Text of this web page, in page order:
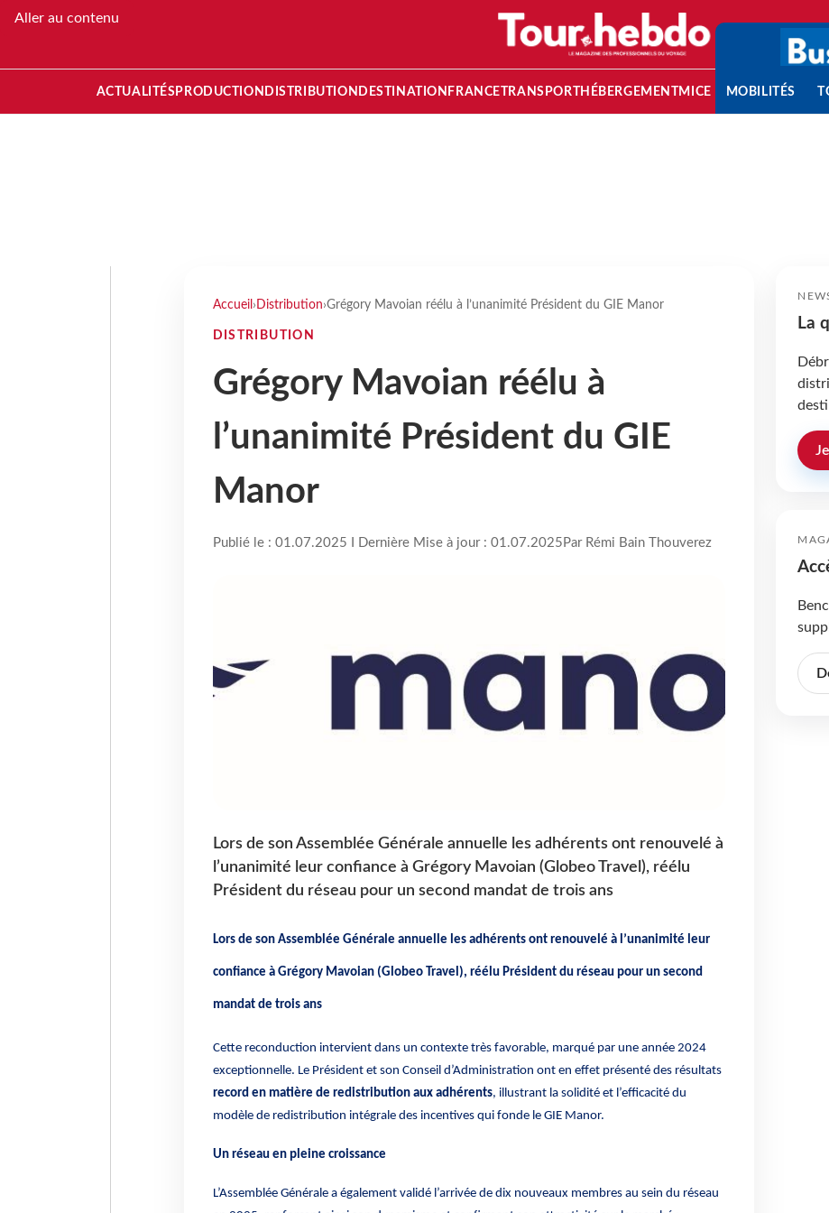
Aller au contenu
ACTUALITÉS PRODUCTION DISTRIBUTION DESTINATION FRANCETRANSPORT HÉBERGEMENTMICE MOBILITÉS
Accueil › Distribution›Grégory Mavoian réélu à l’unanimité Président du GIE Manor
DISTRIBUTION
Grégory Mavoian réélu à
l’unanimité Président du GIE
Manor
Publié le : 01.07.2025 I Dernière Mise à jour : 01.07.2025 Par Rémi Bain Thouverez
Lors de son Assemblée Générale annuelle les adhérents ont renouvelé à
l’unanimité leur confiance à Grégory Mavoian (Globeo Travel), réélu
Président du réseau pour un second mandat de trois ans
Lors de son Assemblée Générale annuelle les adhérents ont renouvelé à l’unanimité leur
confiance à Grégory Mavoian (Globeo Travel), réélu Président du réseau pour un second
mandat de trois ans
Cette reconduction intervient dans un contexte très favorable, marqué par une année 2024
exceptionnelle. Le Président et son Conseil d’Administration ont en effet présenté des résultats
record en matière de redistribution aux adhérents, illustrant la solidité et l’efficacité du
modèle de redistribution intégrale des incentives qui fonde le GIE Manor.
Un réseau en pleine croissance
L’Assemblée Générale a également validé l’arrivée de dix nouveaux membres au sein du réseau
La